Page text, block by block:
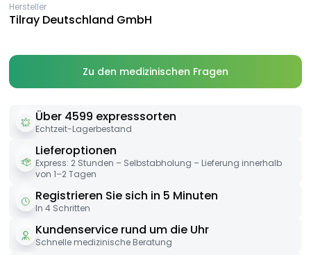
Hersteller
Tilray Deutschland GmbH
Zu den medizinischen Fragen
Über 4599 expresssorten
Echtzeit-Lagerbestand
Lieferoptionen
Express: 2 Stunden – Selbstabholung – Lieferung innerhalb
von 1–2 Tagen
Registrieren Sie sich in 5 Minuten
In 4 Schritten
Kundenservice rund um die Uhr
Schnelle medizinische Beratung